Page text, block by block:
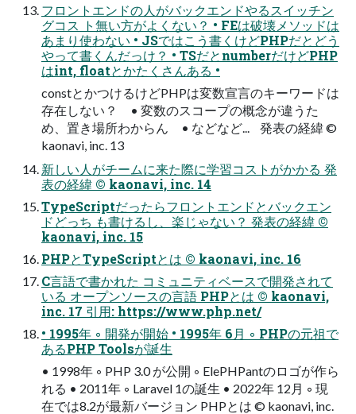
フロントエンドの人がバックエンドやるスイッチン
グコス ト無い方がよくない？ • FEは破壊メソッドは
あまり使わない • JSではこう書くけどPHPだとどう
やって書くんだっけ？ • TSだとnumberだけどPHP
はint, floatとかたくさんある •
constとかつけるけどPHPは変数宣言のキーワードは
存在しない？ • 変数のスコープの概念が違うた
め、置き場所わからん • などなど... 発表の経緯 ©
kaonavi, inc. 13
新しい人がチームに来た際に学習コストがかかる 発
表の経緯 © kaonavi, inc. 14
TypeScriptだったらフロントエンドとバックエン
ドどっち も書けるし、楽じゃない？ 発表の経緯 ©
kaonavi, inc. 15
PHPとTypeScriptとは © kaonavi, inc. 16
C言語で書かれた コミュニティベースで開発されて
いる オープンソースの言語 PHPとは © kaonavi,
inc. 17 引用: https://www.php.net/
• 1995年 ◦ 開発が開始 • 1995年 6月 ◦ PHPの元祖で
あるPHP Toolsが誕生
• 1998年 ◦ PHP 3.0 が公開 ◦ ElePHPantのロゴが作ら
れる • 2011年 ◦ Laravel 1の誕生 • 2022年 12月 ◦ 現
在では8.2が最新バージョン PHPとは © kaonavi, inc.